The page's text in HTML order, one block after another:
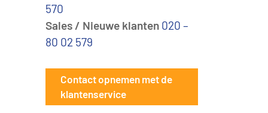
570
Sales / Nieuwe klanten 020 –
80 02 579
Contact opnemen met de
klantenservice